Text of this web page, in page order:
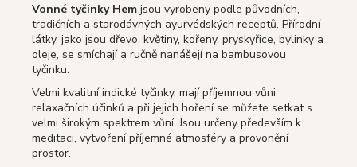
Vonné tyčinky Hem jsou vyrobeny podle původních,
tradičních a starodávných ayurvédských receptů. Přírodní
látky, jako jsou dřevo, květiny, kořeny, pryskyřice, bylinky a
oleje, se smíchají a ručně nanášejí na bambusovou
tyčinku.
Velmi kvalitní indické tyčinky, mají příjemnou vůni
relaxačních účinků a při jejich hoření se můžete setkat s
velmi širokým spektrem vůní. Jsou určeny především k
meditaci, vytvoření příjemné atmosféry a provonění
prostor.